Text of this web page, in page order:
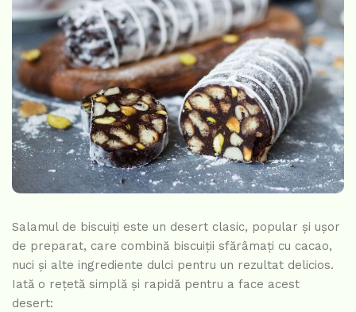
Salamul de biscuiți este un desert clasic, popular și ușor
de preparat, care combină biscuiții sfărâmați cu cacao,
nuci și alte ingrediente dulci pentru un rezultat delicios.
Iată o rețetă simplă și rapidă pentru a face acest
desert: